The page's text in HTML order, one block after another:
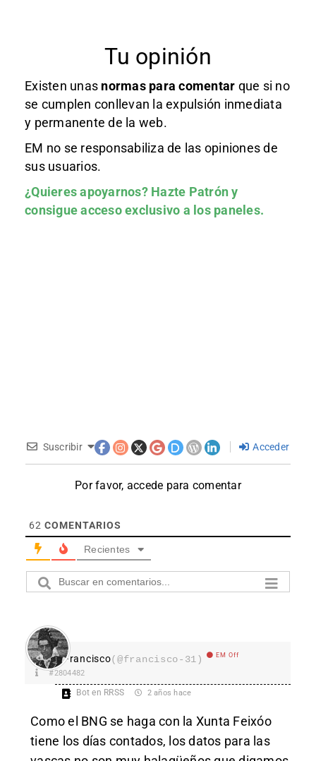
Tu opinión
Existen unas normas para comentar que si no
se cumplen conllevan la expulsión inmediata
y permanente de la web.
EM no se responsabiliza de las opiniones de
sus usuarios.
¿Quieres apoyarnos? Hazte Patróny
consigue acceso exclusivo a los paneles.
Suscribir Acceder
Por favor, accede para comentar
62 COMENTARIOS
Recientes
Francisco(@francisco-31) EM Off
#2804482
Bot en RRSS 2 años hace
Como el BNG se haga con la Xunta Feixóo
tiene los días contados, los datos para las